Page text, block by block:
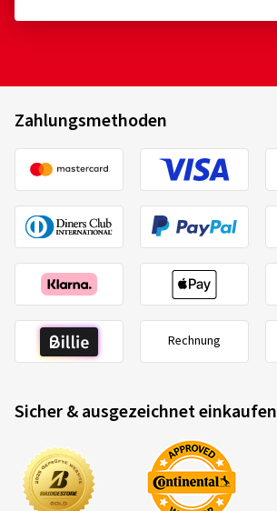
Zahlungsmethoden
Rechnung
Sicher & ausgezeichnet einkaufen